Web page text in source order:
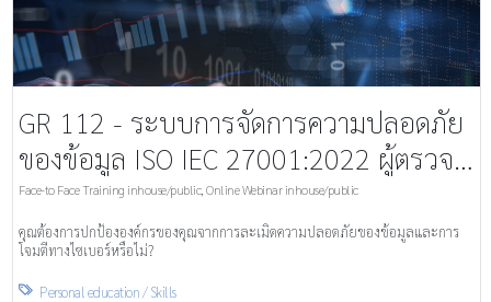
GR 112 - ระบบการจัดการความปลอดภัย
ของข้อมูล ISO IEC 27001:2022 ผู้ตรวจ
สอบภายใน 3 วัน
Face-to Face Training inhouse/public, Online Webinar inhouse/public
คุณต้องการปกป้ององค์กรของคุณจากการละเมิดความปลอดภัยของข้อมูลและการ
โจมตีทางไซเบอร์หรือไม่?
 Personal education / Skills